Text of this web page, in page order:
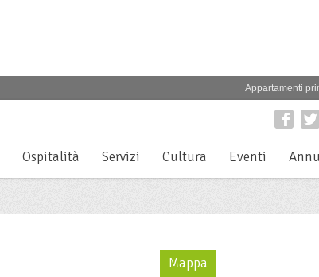
Appartamenti
Ospitalità Servizi Cultura Eventi
Mappa